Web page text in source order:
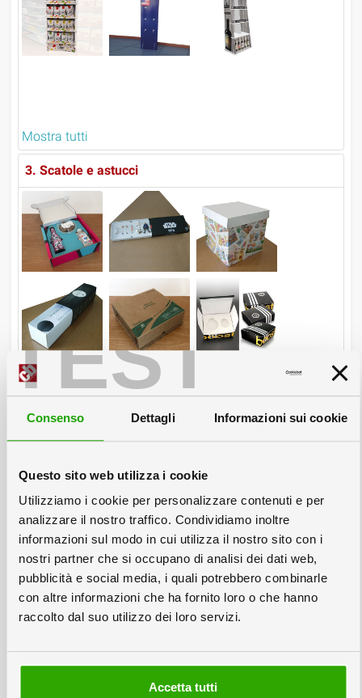
TEST
Consenso Dettagli Informazioni sui cookie
Questo sito web utilizza i cookie
Utilizziamo i cookie per personalizzare contenuti e per
analizzare il nostro traffico. Condividiamo inoltre
informazioni sul modo in cui utilizza il nostro sito con i
nostri partner che si occupano di analisi dei dati web,
pubblicità e social media, i quali potrebbero combinarle
con altre informazioni che ha fornito loro o che hanno
raccolto dal suo utilizzo dei loro servizi.
Accetta tutti
Mostra tutti
3. Scatole e astucci
Mostra tutti
4. Tavolini
Mostra tutti
5. Espositori plexiglass